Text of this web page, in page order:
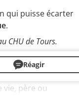
qui puisse écarter
.
CHU de Tours.
Réagir
vie, père ou